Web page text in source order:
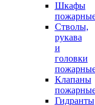
Шкафы
Стволы,
рукава
и
головки
Клапаны
Гидранты